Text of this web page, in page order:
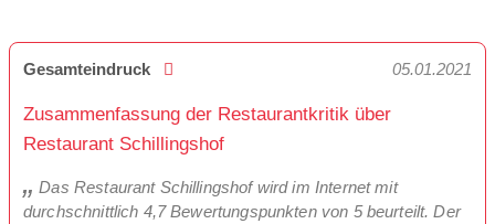
Gesamteindruck 05.01.2021
Zusammenfassung der Restaurantkritik über
Restaurant Schillingshof
Das Restaurant Schillingshof wird im Internet mit
durchschnittlich 4,7 Bewertungspunkten von 5 beurteilt. Der